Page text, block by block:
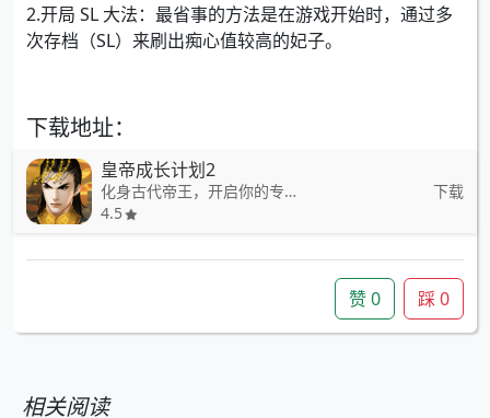
2.开局 SL 大法：最省事的方法是在游戏开始时，通过多
次存档（SL）来刷出痴心值较高的妃子。
下载地址：
皇帝成长计划2
化身古代帝王，开启你的专属皇权人生
4.5
下载
赞0 踩0
相关阅读